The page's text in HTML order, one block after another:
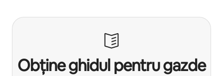
Obține ghidul pentru gazde